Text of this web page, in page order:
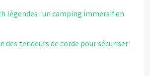
légendes : un camping immersif en
des tendeurs de corde pour sécuriser